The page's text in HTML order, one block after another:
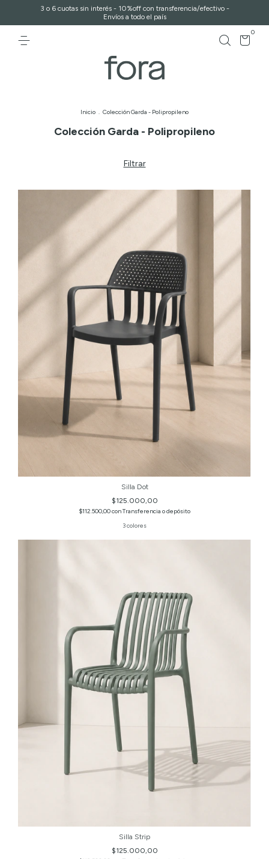
3 o 6 cuotas sin interés - 10%off con transferencia/efectivo -
Envíos a todo el país
0
Inicio . Colección Garda - Polipropileno
Colección Garda - Polipropileno
Filtrar
Silla Dot
$125.000,00
$112.500,00conTransferencia o depósito
3 colores
Silla Strip
$125.000,00